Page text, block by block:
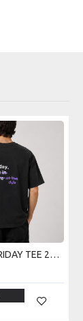
CHRIS IDH FRIDAY TEE 270 GSM SKU226TT13-02V